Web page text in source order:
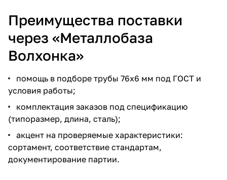
Преимущества поставки
через «Металлобаза
Волхонка»
помощь в подборе трубы 76х6 мм под ГОСТ и
условия работы;
комплектация заказов под спецификацию
(типоразмер, длина, сталь);
акцент на проверяемые характеристики:
сортамент, соответствие стандартам,
документирование партии.